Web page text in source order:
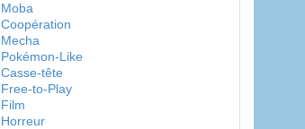
Moba
Coopération
Mecha
Pokémon-Like
Casse-tête
Free-to-Play
Film
Horreur